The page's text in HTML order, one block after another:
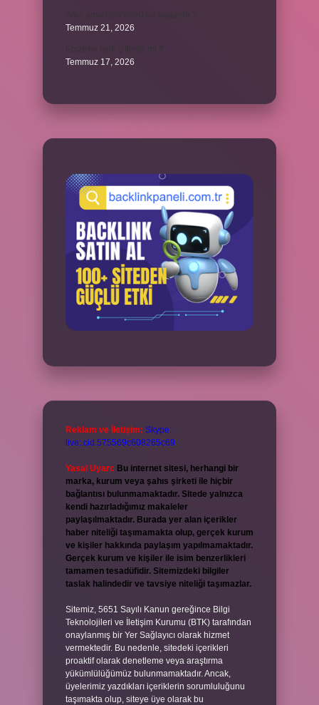
Temmuz 21, 2026
Temmuz 17, 2026
Reklam ve İletişim: Skype:
live:.cid.575569c608265c69
Yasal Uyarı: Bu internet sitesi, herhangi bir
marka, kurum veya şahıs şirketi ile hiçbir
bağlantısı bulunmamaktadır. Sitede yalnızca
kendi hazırladığımız makaleler
paylaşılmaktadır. Burada yer alan içerikler
haber niteliği taşımamakta olup, gerçek kurum
ve kişiler hakkında paylaşım yapılmamaktadır.
Gerçek kurum ve kişiler ile isim benzerlikleri
tamamen tesadüfidir. Sitemizdeki bilgiler
taslak halindedir ve tavsiye niteliği taşımazlar.
Sitemiz, 5651 Sayılı Kanun gereğince Bilgi
Teknolojileri ve İletişim Kurumu (BTK) tarafından
onaylanmış bir Yer Sağlayıcı olarak hizmet
vermektedir. Bu nedenle, sitedeki içerikleri
proaktif olarak denetleme veya araştırma
yükümlülüğümüz bulunmamaktadır. Ancak,
üyelerimiz yazdıkları içeriklerin sorumluluğunu
taşımakta olup, siteye üye olarak bu